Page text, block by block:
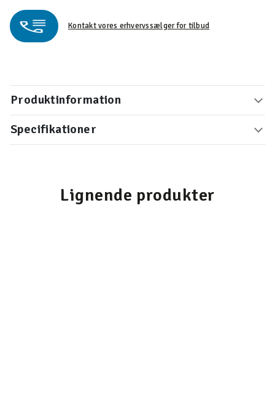
Kontakt vores erhvervssælger for tilbud
Produktinformation
Specifikationer
Lignende produkter